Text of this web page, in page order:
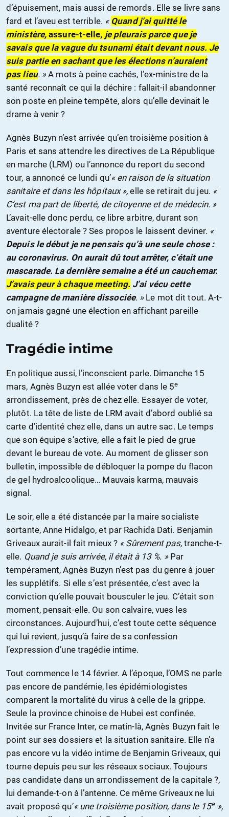
d’épuisement, mais aussi de remords. Elle se livre sans
fard et l’aveu est terrible. « Quand j’ai quitté le
ministère,assure-t-elle, je pleurais parce que je
savais que la vague du tsunami était devant nous. Je
suis partie en sachant que les élections n’auraient
pas lieu. »A mots à peine cachés, l’ex-ministre de la
santé reconnaît ce qui la déchire : fallait-il abandonner
son poste en pleine tempête, alors qu’elle devinait le
drame à venir ?
Agnès Buzyn n’est arrivée qu’en troisième position à
Paris et sans attendre les directives de La République
en marche (LRM) ou l’annonce du report du second
tour, a annoncé ce lundi qu’« en raison de la situation
sanitaire et dans les hôpitaux », elle se retirait du jeu. «
C’est ma part de liberté, de citoyenne et de médecin. »
L’avait-elle donc perdu, ce libre arbitre, durant son
aventure électorale ? Ses propos le laissent deviner. «
Depuis le début je ne pensais qu’à une seule chose :
au coronavirus. On aurait dû tout arrêter, c’était une
mascarade. La dernière semaine a été un cauchemar.
J’avais peur à chaque meeting. J’ai vécu cette
campagne de manière dissociée. »Le mot dit tout. A-t-
on jamais gagné une élection en affichant pareille
dualité ?
Tragédie intime
En politique aussi, l’inconscient parle. Dimanche 15
mars, Agnès Buzyn est allée voter dans le 5e
arrondissement, près de chez elle. Essayer de voter,
plutôt. La tête de liste de LRM avait d’abord oublié sa
carte d’identité chez elle, dans un autre sac. Le temps
que son équipe s’active, elle a fait le pied de grue
devant le bureau de vote. Au moment de glisser son
bulletin, impossible de débloquer la pompe du flacon
de gel hydroalcoolique… Mauvais karma, mauvais
signal.
Le soir, elle a été distancée par la maire socialiste
sortante, Anne Hidalgo, et par Rachida Dati. Benjamin
Griveaux aurait-il fait mieux ? « Sûrement pas,tranche-t-
elle. Quand je suis arrivée, il était à 13 %. »Par
tempérament, Agnès Buzyn n’est pas du genre à jouer
les supplétifs. Si elle s’est présentée, c’est avec la
conviction qu’elle pouvait bousculer le jeu. C’était son
moment, pensait-elle. Ou son calvaire, vues les
circonstances. Aujourd’hui, c’est toute cette séquence
qui lui revient, jusqu’à faire de sa confession
l’expression d’une tragédie intime.
Tout commence le 14 février. A l’époque, l’OMS ne parle
pas encore de pandémie, les épidémiologistes
comparent la mortalité du virus à celle de la grippe.
Seule la province chinoise de Hubei est confinée.
Invitée sur France Inter, ce matin-là, Agnès Buzyn fait le
point sur ses dossiers et la situation sanitaire. Elle n’a
pas encore vu la vidéo intime de Benjamin Griveaux, qui
tourne depuis peu sur les réseaux sociaux. Toujours
pas candidate dans un arrondissement de la capitale ?,
lui demande-t-on à l’antenne. Ce même Griveaux ne lui
avait proposé qu’« une troisième position, dans le 15e»,